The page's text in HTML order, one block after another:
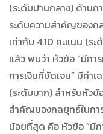
(ระดับปานกลาง) ด้าน
ระดับความสำคัญของก
เท่ากับ 4.10 คะแนน (ร
แล้ว พบว่า หัวข้อ “มีกา
การเงินที่ชัดเจน” มีค่า
(ระดับมาก) สำหรับหัวข้
สำคัญของกลยุทธ์ในกา
น้อยที่สุด คือ หัวข้อ “มี